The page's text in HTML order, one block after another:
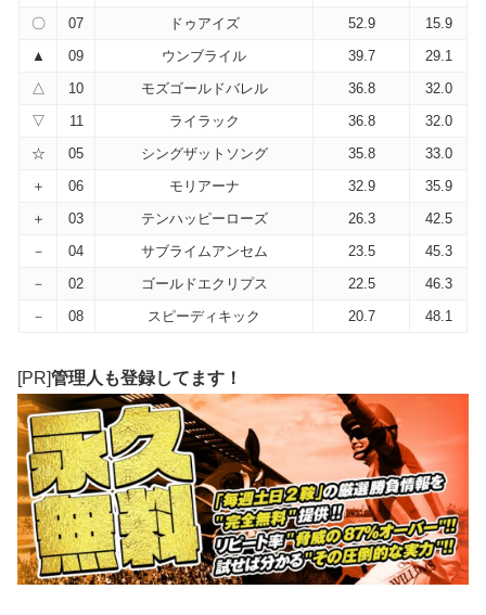
〇
07 ドゥアイズ 52.9
15.9
▲
09 ウンブライル 39.7
29.1
△
10 モズゴールドバレル 36.8
32.0
▽
11 ライラック 36.8
32.0
☆
05 シングザットソング 35.8
33.0
＋
06 モリアーナ 32.9
35.9
＋
03 テンハッピーローズ 26.3
42.5
－
04 サブライムアンセム 23.5
45.3
－
02 ゴールドエクリプス 22.5
46.3
－
08 スピーディキック 20.7 48.1
[PR]管理人も登録してます！